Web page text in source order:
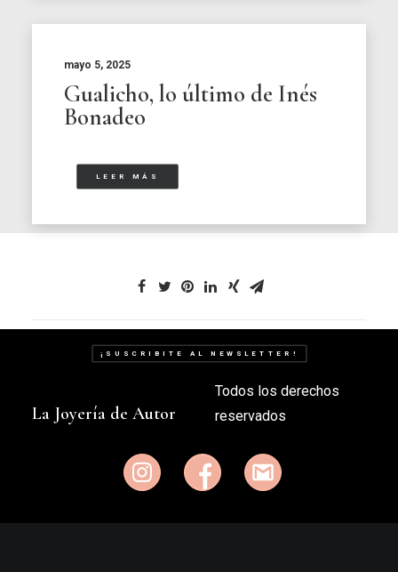
mayo 5, 2025
Gualicho, lo último de Inés
Bonadeo
LEER MÁS
¡SUSCRIBITE AL NEWSLETTER!
La Joyería de Autor
Todos los derechos
reservados